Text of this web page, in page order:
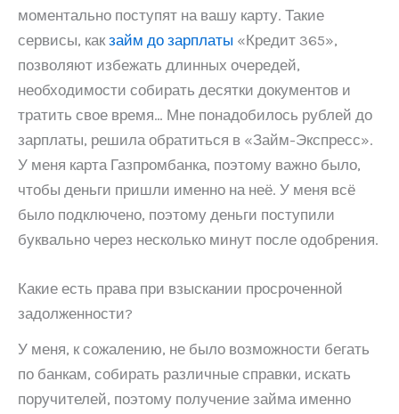
моментально поступят на вашу карту. Такие
сервисы, какзайм до зарплаты «Кредит 365»,
позволяют избежать длинных очередей,
необходимости собирать десятки документов и
тратить свое время… Мне понадобилось рублей до
зарплаты, решила обратиться в «Займ-Экспресс».
У меня карта Газпромбанка, поэтому важно было,
чтобы деньги пришли именно на неё. У меня всё
было подключено, поэтому деньги поступили
буквально через несколько минут после одобрения.
Какие есть права при взыскании просроченной
задолженности?
У меня, к сожалению, не было возможности бегать
по банкам, собирать различные справки, искать
поручителей, поэтому получение займа именно